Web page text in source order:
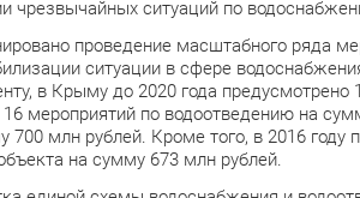
ситуаций по
проведение масштабного ряда
ситуации в сфере
в Крыму до 2020 года предусмотрено
мероприятий по водоотведению на
700 млн рублей. Кроме того, в 2016
на сумму 673 млн рублей.